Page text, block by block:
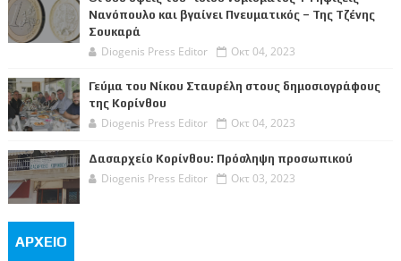
Νανόπουλο και βγαίνει Πνευματικός – Της Τζένης
Σουκαρά
Diogenis Press Editor Οκτ 04, 2023
Γεύμα του Νίκου Σταυρέλη στους δημοσιογράφους
της Κορίνθου
Diogenis Press Editor Οκτ 04, 2023
Δασαρχείο Κορίνθου: Πρόσληψη προσωπικού
Diogenis Press Editor Οκτ 03, 2023
ΑΡΧΕΙΟ